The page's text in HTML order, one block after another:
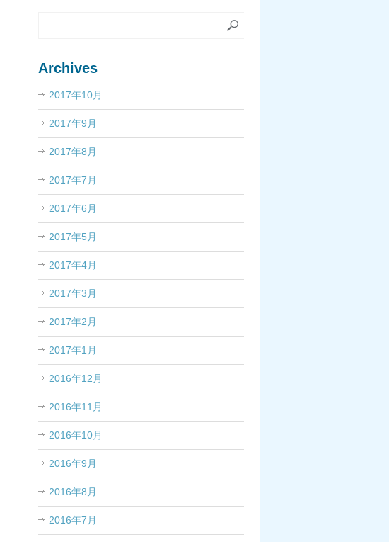
Archives
2017年10月
2017年9月
2017年8月
2017年7月
2017年6月
2017年5月
2017年4月
2017年3月
2017年2月
2017年1月
2016年12月
2016年11月
2016年10月
2016年9月
2016年8月
2016年7月